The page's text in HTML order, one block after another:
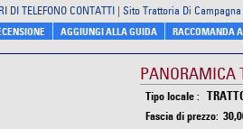
DI TELEFONO CONTATTI | Sito Trattoria Di Campagna
AGGIUNGI ALLA GUIDA RACCOMANDA
PANORAMICA
Tipo locale :
Fascia di prezzo: